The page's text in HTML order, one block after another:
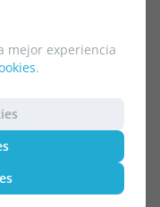
mejor experiencia
.